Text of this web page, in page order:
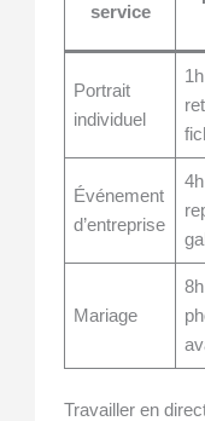
service
Portrait
individuel
Événement
d’entreprise
Mariage
Travailler en